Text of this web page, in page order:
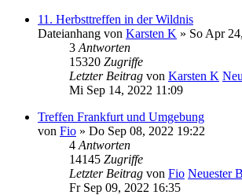
11. Herbsttreffen in der Wildnis
Dateianhang von Karsten K » So Apr
3 Antworten
15320 Zugriffe
Letzter Beitrag von Karsten K
Mi Sep 14, 2022 11:09
Treffen Frankfurt und Umgebung
von Fio » Do Sep 08, 2022 19:22
4 Antworten
14145 Zugriffe
Letzter Beitrag von Fio Neuester
Fr Sep 09, 2022 16:35